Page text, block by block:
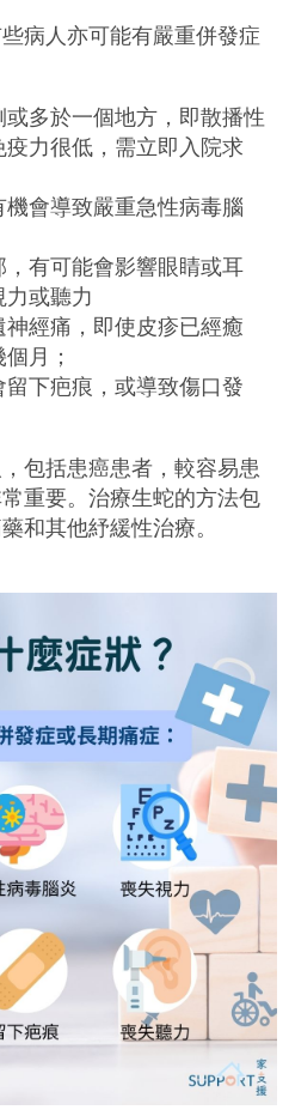
病人亦可能有嚴重併發症
多於一個地方，即散播性
力很低，需立即入院求
會導致嚴重急性病毒腦
有可能會影響眼睛或耳
或聽力
經痛，即使皮疹已經癒
月；
下疤痕，或導致傷口發
包括患癌患者，較容易患
重要。治療生蛇的方法包
和其他紓緩性治療。